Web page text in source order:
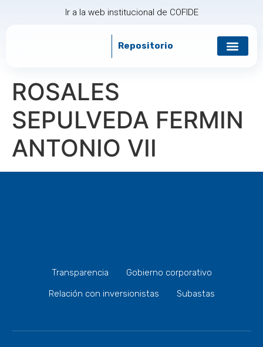
Ir a la web institucional de COFIDE
Repositorio
ROSALES
SEPULVEDA FERMIN
ANTONIO VII
Transparencia
Gobierno corporativo
Relación con inversionistas
Subastas